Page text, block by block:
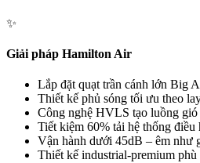
✨
Giải pháp Hamilton Air
Lắp đặt quạt trần cánh lớn Big
Thiết kế phủ sóng tối ưu theo
Công nghệ HVLS tạo luồng gió
Tiết kiệm 60% tải hệ thống điều
Vận hành dưới 45dB – êm như
Thiết kế industrial-premium